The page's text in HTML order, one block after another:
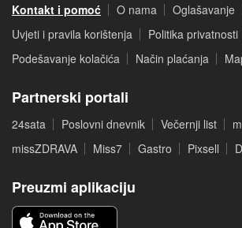
Kontakt i pomoć O nama
Oglašavanje
Uvjeti i pravila korištenja
Politika privatnosti
Podešavanje kolačića
Način plaćanja
Partnerski portali
24sata Poslovni dnevnik Večernji list
missZDRAVA
Miss7 Gastro Pixsell
Preuzmi aplikaciju